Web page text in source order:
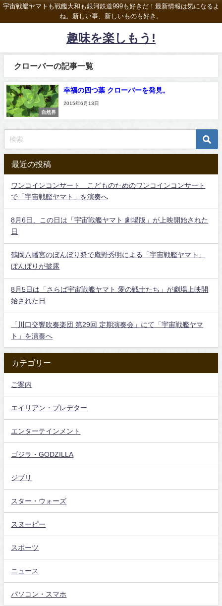
宇宙戦艦ヤマトも戦艦大和も銀河鉄道999も好きだ！最新情報は気になるよ
ね。新しい事、新しいものも好き。
趣味を楽しもう!
クローバーの記事一覧
自然界
幸福の四つ葉 クローバーを発見。
2015年6月13日
最近の投稿
ワンコインコンサート こどものためのワンコインコンサート
で「宇宙戦艦ヤマト」を演奏へ
8月6日、この日は「宇宙戦艦ヤマト 劇場版」が上映開始された
日
鶴岡八幡宮のぼんぼり祭で庵野秀明による「宇宙戦艦ヤマト」
ぼんぼりが披露
8月5日は「さらば宇宙戦艦ヤマト 愛の戦士たち」が劇場上映開
始された日
「川口交響吹奏楽団 第29回 定期演奏会」にて「宇宙戦艦ヤマ
ト」を演奏へ
カテゴリー
ご案内
エイリアン・プレデター
エンターテインメント
ゴジラ・GODZILLA
ジブリ
スター・ウォーズ
スヌーピー
スポーツ
ニュース
パソコン・スマホ